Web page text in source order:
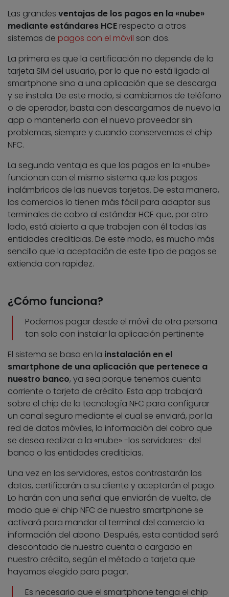
Las grandes ventajas de los pagos en la «nube»
mediante estándares HCE respecto a otros
sistemas de pagos con el móvil son dos.
La primera es que la certificación no depende de la
tarjeta SIM del usuario, por lo que no está ligada al
smartphone sino a una aplicación que se descarga
y se instala. De este modo, si cambiamos de teléfono
o de operador, basta con descargarnos de nuevo la
app o mantenerla con el nuevo proveedor sin
problemas, siempre y cuando conservemos el chip
NFC.
La segunda ventaja es que los pagos en la «nube»
funcionan con el mismo sistema que los pagos
inalámbricos de las nuevas tarjetas. De esta manera,
los comercios lo tienen más fácil para adaptar sus
terminales de cobro al estándar HCE que, por otro
lado, está abierto a que trabajen con él todas las
entidades crediticias. De este modo, es mucho más
sencillo que la aceptación de este tipo de pagos se
extienda con rapidez.
¿Cómo funciona?
Podemos pagar desde el móvil de otra persona
tan solo con instalar la aplicación pertinente
El sistema se basa en la instalación en el
smartphone de una aplicación que pertenece a
nuestro banco, ya sea porque tenemos cuenta
corriente o tarjeta de crédito. Esta app trabajará
sobre el chip de la tecnología NFC para configurar
un canal seguro mediante el cual se enviará, por la
red de datos móviles, la información del cobro que
se desea realizar a la «nube» -los servidores- del
banco o las entidades crediticias.
Una vez en los servidores, estos contrastarán los
datos, certificarán a su cliente y aceptarán el pago.
Lo harán con una señal que enviarán de vuelta, de
modo que el chip NFC de nuestro smartphone se
activará para mandar al terminal del comercio la
información del abono. Después, esta cantidad será
descontado de nuestra cuenta o cargado en
nuestro crédito, según el método o tarjeta que
hayamos elegido para pagar.
Es necesario que el smartphone tenga el chip